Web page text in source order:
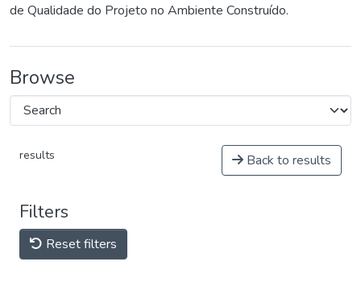
de Qualidade do Projeto no Ambiente Construído.
Browse
results Back to results
Filters
Reset filters